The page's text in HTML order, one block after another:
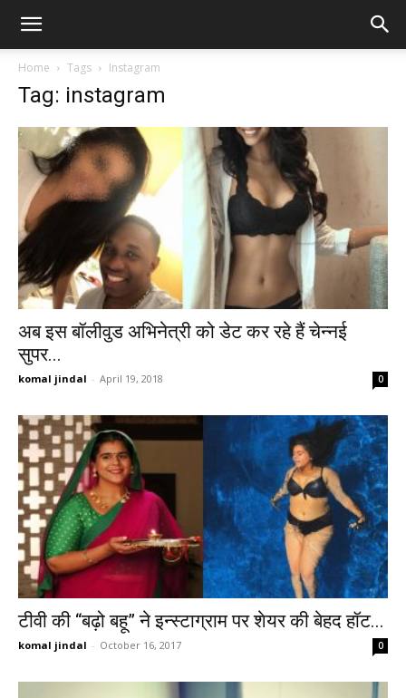
Home Tags Instagram
Tag: instagram
अब इस बॉलीवुड अभिनेत्री को डेट कर रहे हैं चेन्नई
सुपर...
komal jindal - April 19, 2018 0
टीवी की “बढ़ो बहू” ने इन्स्टाग्राम पर शेयर की बेहद हॉट...
komal jindal - October 16, 2017 0